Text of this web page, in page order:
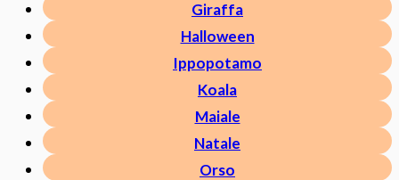
Giraffa
Halloween
Ippopotamo
Koala
Maiale
Natale
Orso